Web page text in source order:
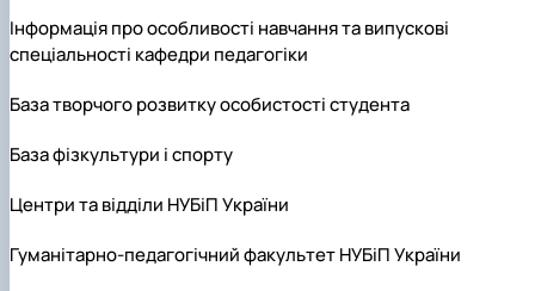
Інформація про особливості навчання та випускові
спеціальності кафедри педагогіки
База творчого розвитку особистості студента
База фізкультури і спорту
Центри та відділи НУБіП України
Гуманітарно-педагогічний факультет НУБіП України